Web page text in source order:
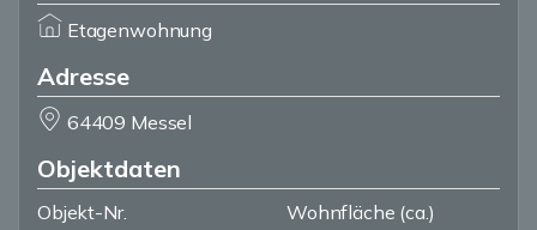
Etagenwohnung
Adresse
64409 Messel
Objektdaten
Objekt-Nr.
Wohnfläche (ca.)